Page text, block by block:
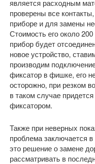
является расходным
проверены все
приборе и для замены
Стоимость его около
прибор будет
новое устройство,
производим
фиксатор в фишке, его
осторожно, при резком
в таком случае
фиксатором.
Также при неверных
проблема заключается
это решение о замене
рассматривать в